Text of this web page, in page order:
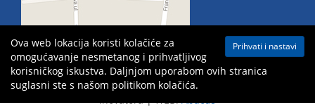
Mapa weba | Sva prava pridržana ©2026 Hrvatska zajednica
inovatora | WEB:Abacus
Prihvati i nastavi
Ova web lokacija koristi kolačiće za
omogućavanje nesmetanog i prihvatljivog
korisničkog iskustva. Daljnjom uporabom ovih stranica
suglasni ste s našom politikom kolačića.